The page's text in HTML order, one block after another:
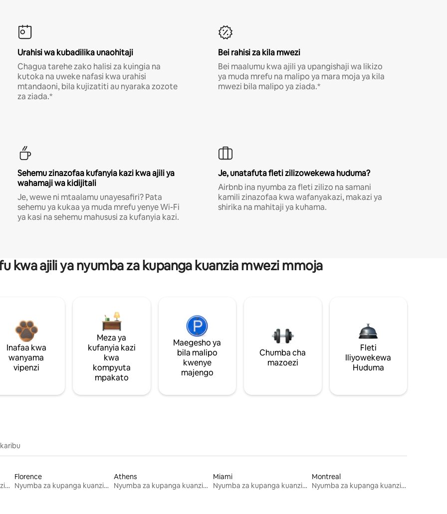
Urahisi wa kubadilika unaohitaji
Chagua tarehe zako halisi za kuingia na
kutoka na uweke nafasi kwa urahisi
mtandaoni, bila kujizatiti au nyaraka zozote
za ziada.*
Bei rahisi za kila mwezi
Bei maalumu kwa ajili ya upangishaji wa likizo
ya muda mrefu na malipo ya mara moja ya kila
mwezi bila malipo ya ziada.*
Sehemu zinazofaa kufanyia kazi kwa ajili ya
wahamaji wa kidijitali
Je, wewe ni mtaalamu unayesafiri? Pata
sehemu ya kukaa ya muda mrefu yenye Wi-Fi
ya kasi na sehemu mahususi za kufanyia kazi.
Je, unatafuta fleti zilizowekewa huduma?
Airbnb ina nyumba za fleti zilizo na samani
kamili zinazofaa kwa wafanyakazi, makazi ya
shirika na mahitaji ya kuhama.
kwa ajili ya nyumba za kupanga kuanzia mwezi mmoja
Inafaa kwa
wanyama
vipenzi
Meza ya
kufanyia kazi
kwa
kompyuta
mpakato
Maegesho ya
bila malipo
kwenye
majengo
Chumba cha
mazoezi
Fleti
Iliyowekewa
Huduma
Nyumba za kupanga kuanzia mwezi mmoja
Florence
Nyumba za kupanga kuanzia mwezi mmoja
Athens
Nyumba za kupanga kuanzia mwezi mmoja
Miami
Nyumba za kupanga kuanzia mwezi mmoja
Montreal
Nyumba za kupanga kuanzia mwezi mmoja